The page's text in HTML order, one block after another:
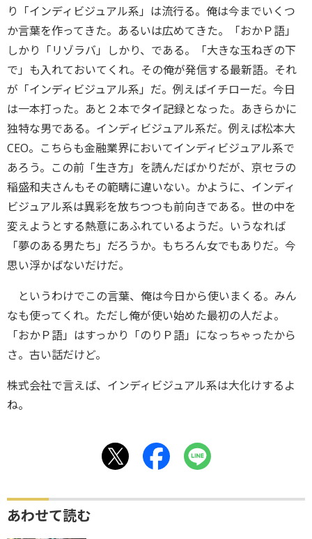
り「インディビジュアル系」は流行る。俺は今までいくつ
か言葉を作ってきた。あるいは広めてきた。「おかＰ語」
しかり「リゾラバ」しかり、である。「大きな玉ねぎの下
で」も入れておいてくれ。その俺が発信する最新語。それ
が「インディビジュアル系」だ。例えばイチローだ。今日
は一本打った。あと２本でタイ記録となった。あきらかに
独特な男である。インディビジュアル系だ。例えば松本大
CEO。こちらも金融業界においてインディビジュアル系で
あろう。この前「生き方」を読んだばかりだが、京セラの
稲盛和夫さんもその範疇に違いない。かように、インディ
ビジュアル系は異彩を放ちつつも前向きである。世の中を
変えようとする熱意にあふれているようだ。いうなれば
「夢のある男たち」だろうか。もちろん女でもありだ。今
思い浮かばないだけだ。
というわけでこの言葉、俺は今日から使いまくる。みん
なも使ってくれ。ただし俺が使い始めた最初の人だよ。
「おかＰ語」はすっかり「のりＰ語」になっちゃったから
さ。古い話だけど。
株式会社で言えば、インディビジュアル系は大化けするよ
ね。
あわせて読む